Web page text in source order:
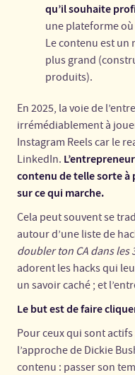
qu’il souhaite
une plateforme
Le contenu est
plus grand
produits).
En 2025, la voie de
irrémédiablement à
Instagram Reels car le
LinkedIn.
contenu de telle sorte à
sur ce qui marche.
Cela peut souvent se
autour d’une liste de
doubler ton CA dans les
adorent les hacks qui
un savoir caché ; et
Le but est de faire
Pour ceux qui sont
l’approche de Dickie
contenu : passer son